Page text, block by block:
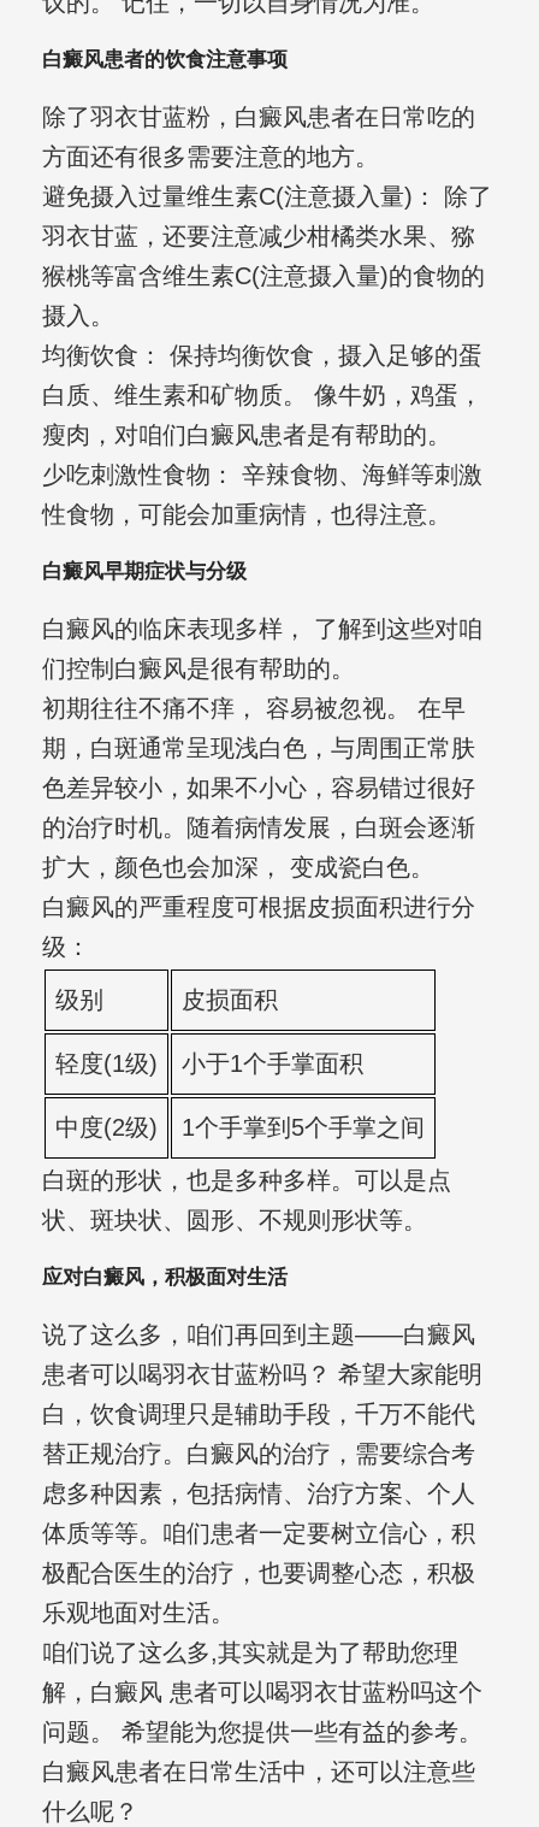
白癜风患者的饮食注意事项
除了羽衣甘蓝粉，白癜风患者在日常吃的
方面还有很多需要注意的地方。
避免摄入过量维生素C(注意摄入量)： 除了
羽衣甘蓝，还要注意减少柑橘类水果、猕
猴桃等富含维生素C(注意摄入量)的食物的
摄入。
均衡饮食： 保持均衡饮食，摄入足够的蛋
白质、维生素和矿物质。 像牛奶，鸡蛋，
瘦肉，对咱们白癜风患者是有帮助的。
少吃刺激性食物： 辛辣食物、海鲜等刺激
性食物，可能会加重病情，也得注意。
白癜风早期症状与分级
白癜风的临床表现多样， 了解到这些对咱
们控制白癜风是很有帮助的。
初期往往不痛不痒， 容易被忽视。 在早
期，白斑通常呈现浅白色，与周围正常肤
色差异较小，如果不小心，容易错过很好
的治疗时机。随着病情发展，白斑会逐渐
扩大，颜色也会加深， 变成瓷白色。
白癜风的严重程度可根据皮损面积进行分
级：
级别
皮损面积
轻度(1级) 小于1个手掌面积
中度(2级)
1个手掌到5个手掌之间
白斑的形状，也是多种多样。可以是点
状、斑块状、圆形、不规则形状等。
应对白癜风，积极面对生活
说了这么多，咱们再回到主题——白癜风
患者可以喝羽衣甘蓝粉吗？ 希望大家能明
白，饮食调理只是辅助手段，千万不能代
替正规治疗。白癜风的治疗，需要综合考
虑多种因素，包括病情、治疗方案、个人
体质等等。咱们患者一定要树立信心，积
极配合医生的治疗，也要调整心态，积极
乐观地面对生活。
咱们说了这么多,其实就是为了帮助您理
解，白癜风 患者可以喝羽衣甘蓝粉吗这个
问题。 希望能为您提供一些有益的参考。
白癜风患者在日常生活中，还可以注意些
什么呢？